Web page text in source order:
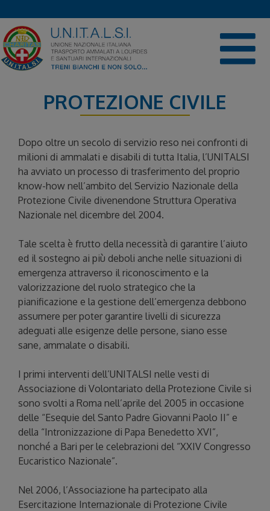
to
content
PROTEZIONE CIVILE
Dopo oltre un secolo di servizio reso nei confronti di
milioni di ammalati e disabili di tutta Italia, l’UNITALSI
ha avviato un processo di trasferimento del proprio
know-how nell’ambito del Servizio Nazionale della
Protezione Civile divenendone Struttura Operativa
Nazionale nel dicembre del 2004.
Tale scelta è frutto della necessità di garantire l’aiuto
ed il sostegno ai più deboli anche nelle situazioni di
emergenza attraverso il riconoscimento e la
valorizzazione del ruolo strategico che la
pianificazione e la gestione dell’emergenza debbono
assumere per poter garantire livelli di sicurezza
adeguati alle esigenze delle persone, siano esse
sane, ammalate o disabili.
I primi interventi dell’UNITALSI nelle vesti di
Associazione di Volontariato della Protezione Civile si
sono svolti a Roma nell’aprile del 2005 in occasione
delle “Esequie del Santo Padre Giovanni Paolo II” e
della “Intronizzazione di Papa Benedetto XVI”,
nonché a Bari per le celebrazioni del “XXIV Congresso
Eucaristico Nazionale”.
Nel 2006, l’Associazione ha partecipato alla
Esercitazione Internazionale di Protezione Civile